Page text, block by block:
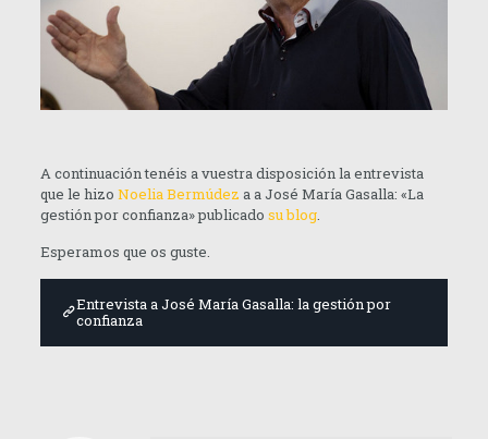
A continuación tenéis a vuestra disposición la entrevista
que le hizo Noelia Bermúdez a a José María Gasalla: «La
gestión por confianza» publicado su blog.
Esperamos que os guste.
Entrevista a José María Gasalla: la gestión por
confianza